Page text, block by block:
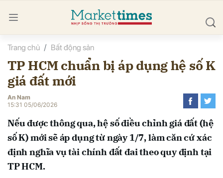
Trang chủ Bất động sản
TP HCM chuẩn bị áp dụng hệ số K
giá đất mới
An Nam
15:31 05/06/2026
Nếu được thông qua, hệ số điều chỉnh giá đất (hệ
số K) mới sẽ áp dụng từ ngày 1/7, làm căn cứ xác
định nghĩa vụ tài chính đất đai theo quy định tại
TP HCM.
luận
Hủy